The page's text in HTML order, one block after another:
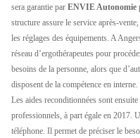
sera garantie par ENVIE Autonomie
structure assure le service après-
les réglages des équipements. A
réseau d’ergothérapeutes pour
besoins de la personne, alors que
disposent de la compétence en interne.
Les aides reconditionnées sont
professionnels, à part égale en 2017.
téléphone. Il permet de préciser le